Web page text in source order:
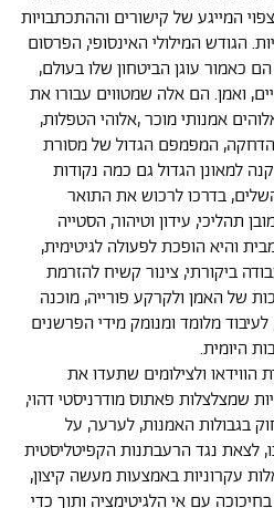
המייגע של קישורים וההתכתבויות
הגודש המילולי האינסופי, הפרסום
כאמור עוגן הביטחון שלו בעולם,
ואמן. הם אלה שמטווים עבורו את
אמנותי מוכר ,אלוהי הטפלות,
המפמפם הגדול של מסורת
למאונן הגדול גם כמה נקודות
בדרכו לרכוש את התואר
תהליכי, עידון וטיהור, הסטייה
והיא הופכת לפעולה לגיטימית,
ביקורתי, צינור קשיח להזרמת
של האמן ולקרקע פורייה, מוכנה
לעיבוד מלומד ומנומק מידי הפרשנים
היומית.
ולצילומים שתעדו את
שמצלצלות פאתוס מודרניסטי דהוי,
בגבולות האמנות, לערער, על
לצאת נגד הרעבתנות הקפיטליסטית
עקרוניות באמצעות מעשה קיצון,
עם אי הלגיטימציה ותוך כדי